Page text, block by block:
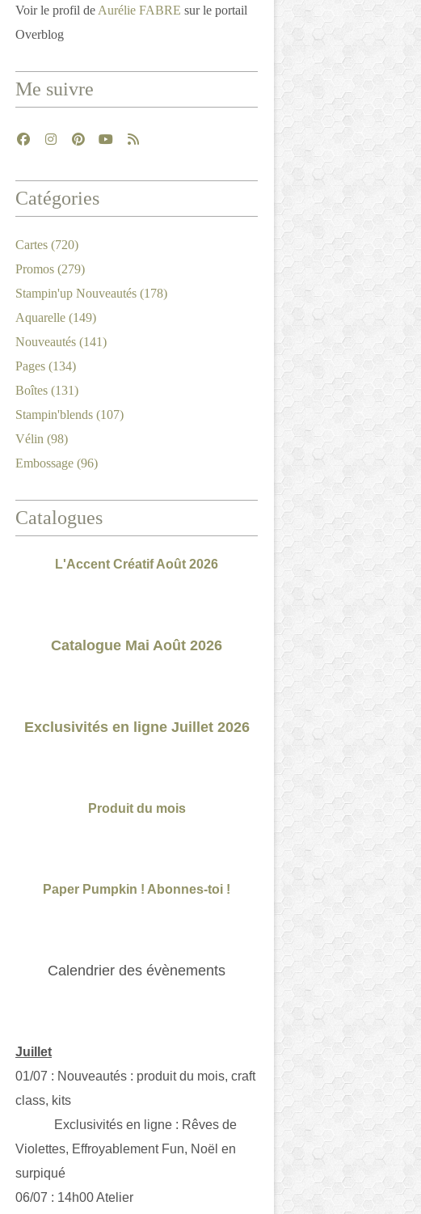
Voir le profil de Aurélie FABRE sur le portail
Overblog
Me suivre
Catégories
Cartes (720)
Promos (279)
Stampin'up Nouveautés (178)
Aquarelle (149)
Nouveautés (141)
Pages (134)
Boîtes (131)
Stampin'blends (107)
Vélin (98)
Embossage (96)
Catalogues
L'Accent Créatif Août 2026
Catalogue Mai Août 2026
Exclusivités en ligne Juillet 2026
Produit du mois
Paper Pumpkin ! Abonnes-toi !
Calendrier des évènements
Juillet
01/07 : Nouveautés : produit du mois, craft
class, kits
Exclusivités en ligne : Rêves de
Violettes, Effroyablement Fun, Noël en
surpiqué
06/07 : 14h00 Atelier